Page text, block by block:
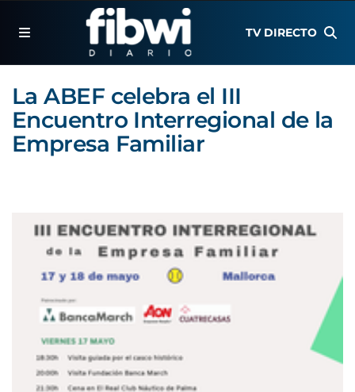
TV DIRECTO
La ABEF celebra el III
Encuentro Interregional de la
Empresa Familiar